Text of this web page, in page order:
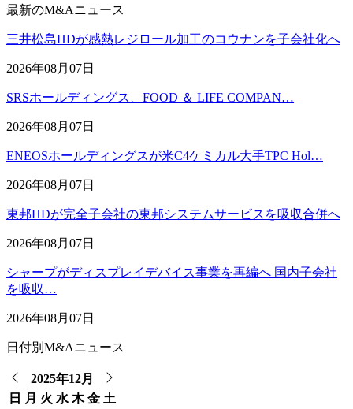
最新のM&Aニュース
三井松島HDが感熱レジロール加工のコウナンを子会社化へ
2026年08月07日
SRSホールディングス、FOOD ＆ LIFE COMPAN…
2026年08月07日
ENEOSホールディングスが米C4ケミカル大手TPC Hol…
2026年08月07日
東邦HDが完全子会社の東邦システムサービスを吸収合併へ
2026年08月07日
シャープがディスプレイデバイス事業を再編へ 国内子会社
を吸収…
2026年08月07日
日付別M&Aニュース
2025年12月
日
月 火 水 木 金 土